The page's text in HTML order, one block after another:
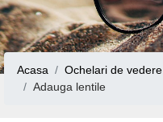
Acasa Ochelari de vedere
Adauga lentile